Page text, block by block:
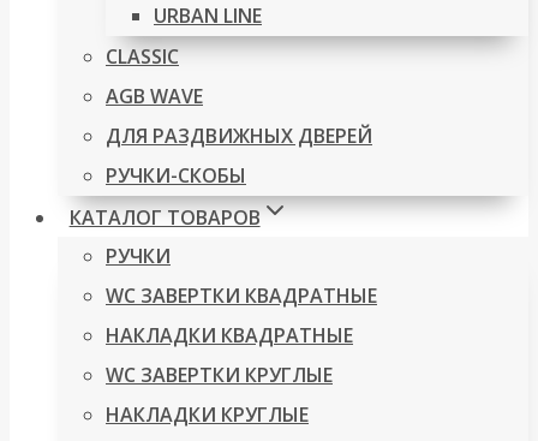
URBAN LINE
CLASSIC
AGB WAVE
ДЛЯ РАЗДВИЖНЫХ ДВЕРЕЙ
РУЧКИ-СКОБЫ
КАТАЛОГ ТОВАРОВ
РУЧКИ
WC ЗАВЕРТКИ КВАДРАТНЫЕ
НАКЛАДКИ КВАДРАТНЫЕ
WC ЗАВЕРТКИ КРУГЛЫЕ
НАКЛАДКИ КРУГЛЫЕ